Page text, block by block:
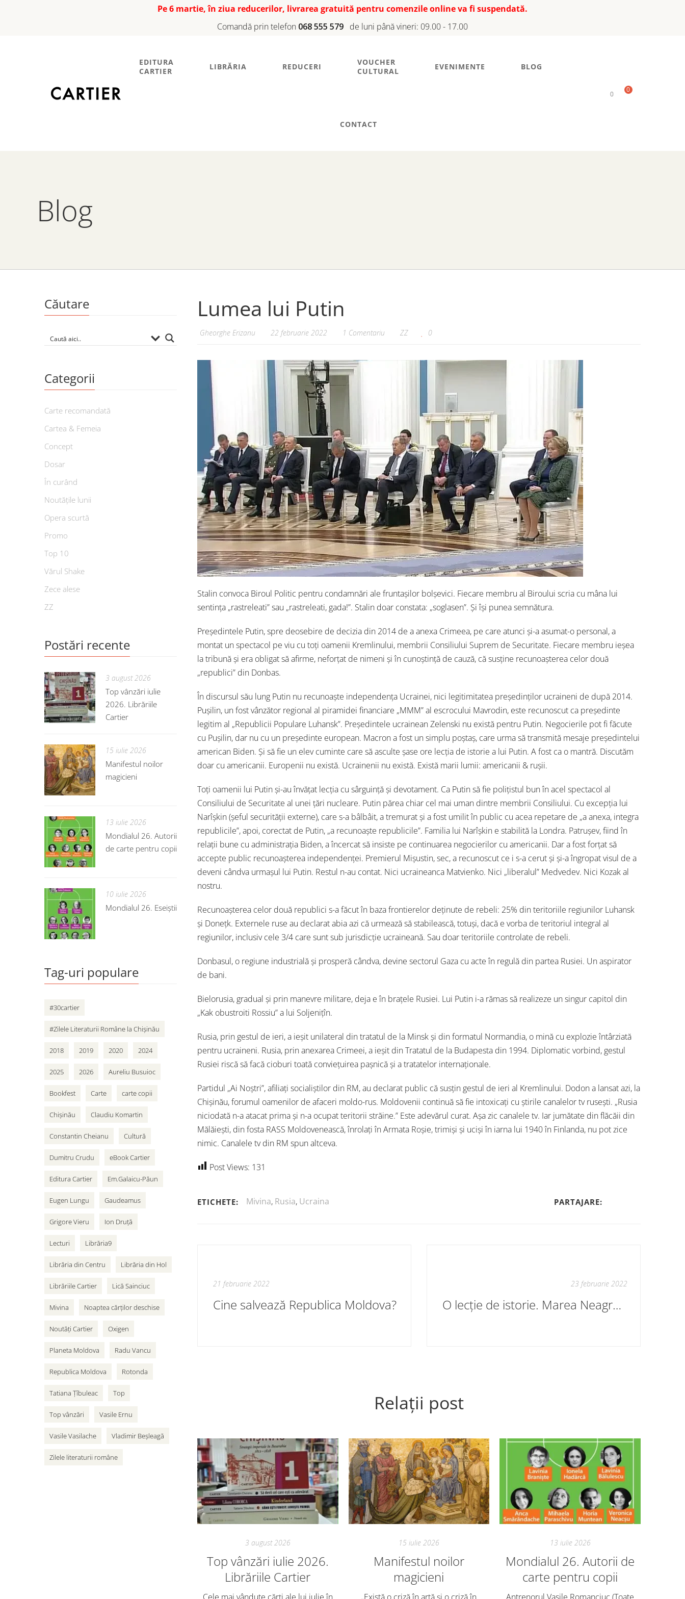
Pe 6 martie, în ziua reducerilor, livrarea gratuită pentru comenzile online va fi suspendată.
Comandă prin telefon 068 555 579 de luni până vineri: 09.00 - 17.00
EDITURA
CARTIER
LIBRĂRIA REDUCERI
VOUCHER
CULTURAL
EVENIMENTE BLOG
CONTACT
0
0
Blog
Lumea lui Putin
Gheorghe Erizanu 22 februarie 2022 1 Comentariu ZZ 0
Stalin convoca Biroul Politic pentru condamnări ale fruntașilor bolșevici. Fiecare membru al Biroului scria cu mâna lui
sentința „rastreleati” sau „rastreleati, gada!”. Stalin doar constata: „soglasen”. Și își punea semnătura.
Președintele Putin, spre deosebire de decizia din 2014 de a anexa Crimeea, pe care atunci și-a asumat-o personal, a
montat un spectacol pe viu cu toți oamenii Kremlinului, membrii Consiliului Suprem de Securitate. Fiecare membru ieșea
la tribună și era obligat să afirme, neforțat de nimeni și în cunoștință de cauză, că susține recunoașterea celor două
„republici” din Donbas.
În discursul său lung Putin nu recunoaște independența Ucrainei, nici legitimitatea președinților ucraineni de după 2014.
Pușilin, un fost vânzător regional al piramidei financiare „MMM” al escrocului Mavrodin, este recunoscut ca președinte
legitim al „Republicii Populare Luhansk”. Președintele ucrainean Zelenski nu există pentru Putin. Negocierile pot fi făcute
cu Pușilin, dar nu cu un președinte european. Macron a fost un simplu poștaș, care urma să transmită mesaje președintelui
american Biden. Și să fie un elev cuminte care să asculte șase ore lecția de istorie a lui Putin. A fost ca o mantră. Discutăm
doar cu americanii. Europenii nu există. Ucrainenii nu există. Există marii lumii: americanii & rușii.
Toți oamenii lui Putin și-au învățat lecția cu sârguință și devotament. Ca Putin să fie polițistul bun în acel spectacol al
Consiliului de Securitate al unei țări nucleare. Putin părea chiar cel mai uman dintre membrii Consiliului. Cu excepția lui
Narîșkin (șeful securității externe), care s-a bâlbâit, a tremurat și a fost umilit în public cu acea repetare de „a anexa, integra
republicile”, apoi, corectat de Putin, „a recunoaște republicile”. Familia lui Narîșkin e stabilită la Londra. Patrușev, fiind în
relații bune cu administrația Biden, a încercat să insiste pe continuarea negocierilor cu americanii. Dar a fost forțat să
accepte public recunoașterea independenței. Premierul Mișustin, sec, a recunoscut ce i s-a cerut și și-a îngropat visul de a
deveni cândva urmașul lui Putin. Restul n-au contat. Nici ucraineanca Matvienko. Nici „liberalul” Medvedev. Nici Kozak al
nostru.
Recunoașterea celor două republici s-a făcut în baza frontierelor deținute de rebeli: 25% din teritoriile regiunilor Luhansk
și Donețk. Externele ruse au declarat abia azi că urmează să stabilească, totuși, dacă e vorba de teritoriul integral al
regiunilor, inclusiv cele 3/4 care sunt sub jurisdicție ucraineană. Sau doar teritoriile controlate de rebeli.
Donbasul, o regiune industrială și prosperă cândva, devine sectorul Gaza cu acte în regulă din partea Rusiei. Un aspirator
de bani.
Bielorusia, gradual și prin manevre militare, deja e în brațele Rusiei. Lui Putin i-a rămas să realizeze un singur capitol din
„Kak obustroiti Rossiu” a lui Soljenițîn.
Rusia, prin gestul de ieri, a ieșit unilateral din tratatul de la Minsk și din formatul Normandia, o mină cu explozie întârziată
pentru ucraineni. Rusia, prin anexarea Crimeei, a ieșit din Tratatul de la Budapesta din 1994. Diplomatic vorbind, gestul
Rusiei riscă să facă cioburi toată conviețuirea pașnică și a tratatelor internaționale.
Partidul „Ai Noștri”, afiliați socialiștilor din RM, au declarat public că susțin gestul de ieri al Kremlinului. Dodon a lansat azi, la
Chișinău, forumul oamenilor de afaceri moldo-rus. Moldovenii continuă să fie intoxicați cu știrile canalelor tv rusești. „Rusia
niciodată n-a atacat prima și n-a ocupat teritorii străine.” Este adevărul curat. Așa zic canalele tv. Iar jumătate din flăcăii din
Mălăiești, din fosta RASS Moldovenească, înrolați în Armata Roșie, trimiși și uciși în iarna lui 1940 în Finlanda, nu pot zice
nimic. Canalele tv din RM spun altceva.
Post Views: 131
ETICHETE: Mivina, Rusia, Ucraina PARTAJARE:
21 februarie 2022
Cine salvează Republica Moldova?
23 februarie 2022
O lecție de istorie. Marea Neagră, pe scurt
Relații post
3 august 2026
Top vânzări iulie 2026.
Librăriile Cartier
15 iulie 2026
Manifestul noilor
magicieni
13 iulie 2026
Mondialul 26. Autorii de
carte pentru copii
Căutare
Categorii
Carte recomandată
Cartea & Femeia
Concept
Dosar
În curând
Noutățile lunii
Opera scurtă
Promo
Top 10
Vărul Shake
Zece alese
ZZ
Postări recente
3 august 2026
Top vânzări iulie
2026. Librăriile
Cartier
15 iulie 2026
Manifestul noilor
magicieni
13 iulie 2026
Mondialul 26. Autorii
de carte pentru copii
10 iulie 2026
Mondialul 26. Eseiștii
Tag-uri populare
#30cartier
#Zilele Literaturii Române la Chișinău
2018 2019 2020 2024
2025 2026 Aureliu Busuioc
Bookfest Carte carte copii
Chișinău Claudiu Komartin
Constantin Cheianu Cultură
Dumitru Crudu eBook Cartier
Editura Cartier Em.Galaicu-Păun
Eugen Lungu Gaudeamus
Grigore Vieru Ion Druță
Lecturi Librăria9
Librăria din Centru Librăria din Hol
Librăriile Cartier Lică Sainciuc
Mivina Noaptea cărților deschise
Noutăți Cartier Oxigen
Planeta Moldova Radu Vancu
Republica Moldova Rotonda
Tatiana Țîbuleac Top
Top vânzări Vasile Ernu
Vasile Vasilache Vladimir Beșleagă
Zilele literaturii române